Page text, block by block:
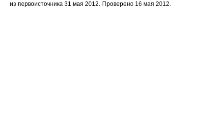
из первоисточника 31 мая 2012.
Проверено 16 мая 2012.